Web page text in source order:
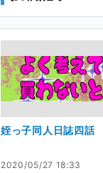
イラストの
ご支援いただ
ています。
2020/05/27 18:33
姪っ子同人日誌四話